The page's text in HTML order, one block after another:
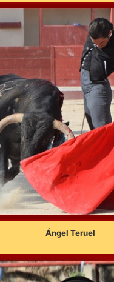
Ángel Teruel